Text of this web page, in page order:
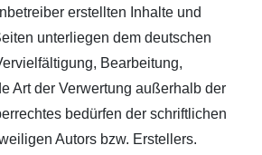
erstellten Inhalte und
unterliegen dem deutschen
Bearbeitung,
Art der Verwertung außerhalb der
bedürfen der schriftlichen
Autors bzw. Erstellers.